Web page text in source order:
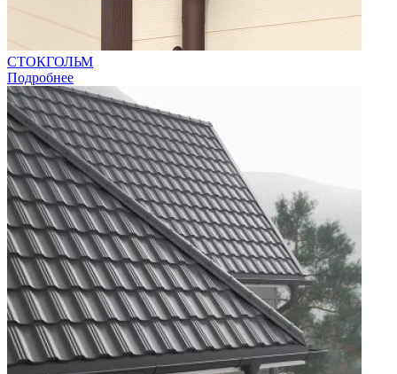
СТОКГОЛЬМ
Подробнее